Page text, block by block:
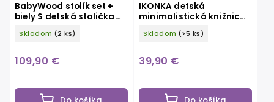
BabyWood stolík set +
biely S detská stolička
Skladom (2 ks)
109,90 €
IKONKA detská
minimalistická knižnica
Skladom (>5 ks)
39,90 €